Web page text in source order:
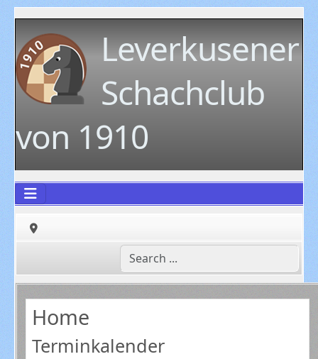
Leverkusener
Schachclub
von 1910
Home
Terminkalender